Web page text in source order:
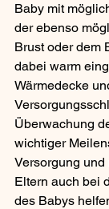
Baby mit
der ebenso
Brust oder dem
dabei warm
Wärmedecke
Überwachung
wichtiger
Versorgung
Eltern auch bei
des Babys